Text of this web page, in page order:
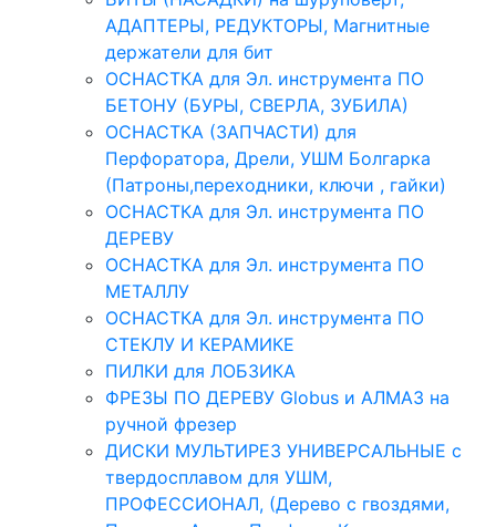
АДАПТЕРЫ, РЕДУКТОРЫ, Магнитные
держатели для бит
ОСНАСТКА для Эл. инструмента ПО
БЕТОНУ (БУРЫ, СВЕРЛА, ЗУБИЛА)
ОСНАСТКА (ЗАПЧАСТИ) для
Перфоратора, Дрели, УШМ Болгарка
(Патроны,переходники, ключи , гайки)
ОСНАСТКА для Эл. инструмента ПО
ДЕРЕВУ
ОСНАСТКА для Эл. инструмента ПО
МЕТАЛЛУ
ОСНАСТКА для Эл. инструмента ПО
СТЕКЛУ И КЕРАМИКЕ
ПИЛКИ для ЛОБЗИКА
ФРЕЗЫ ПО ДЕРЕВУ Globus и АЛМАЗ на
ручной фрезер
ДИСКИ МУЛЬТИРЕЗ УНИВЕРСАЛЬНЫЕ с
твердосплавом для УШМ,
ПРОФЕССИОНАЛ, (Дерево с гвоздями,